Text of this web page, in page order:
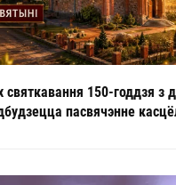
150-годдзя з
пасвячэнне